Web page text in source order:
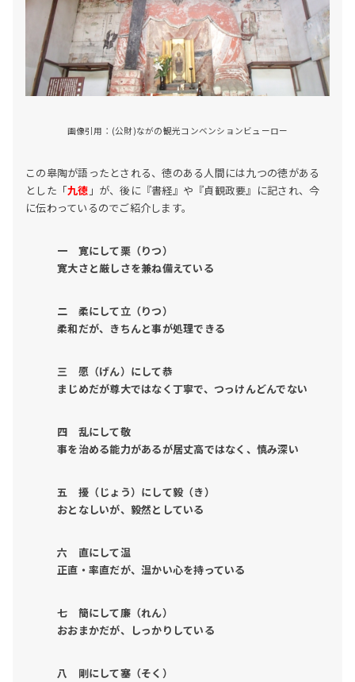
画像引用：(公財)ながの観光コンベンションビューロー
この皋陶が語ったとされる、徳のある人間には九つの徳がある
とした「九徳 」が、後に『書経』や『貞観政要』に記され、今
に伝わっているのでご紹介します。
一 寛にして栗（りつ）
寛大さと厳しさを兼ね備えている
二 柔にして立（りつ）
柔和だが、きちんと事が処理できる
三 愿（げん）にして恭
まじめだが尊大ではなく丁寧で、つっけんどんでない
四 乱にして敬
事を治める能力があるが居丈高ではなく、慎み深い
五 擾（じょう）にして毅（き）
おとなしいが、毅然としている
六 直にして温
正直・率直だが、温かい心を持っている
七 簡にして廉（れん）
おおまかだが、しっかりしている
八 剛にして塞（そく）